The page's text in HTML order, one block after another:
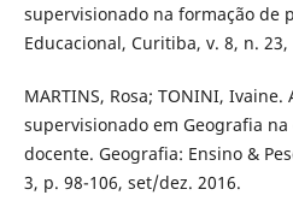
supervisionado na formação de
Educacional, Curitiba, v. 8, n.
MARTINS, Rosa; TONINI,
supervisionado em Geografia
docente. Geografia: Ensino &
3, p. 98-106, set/dez. 2016.